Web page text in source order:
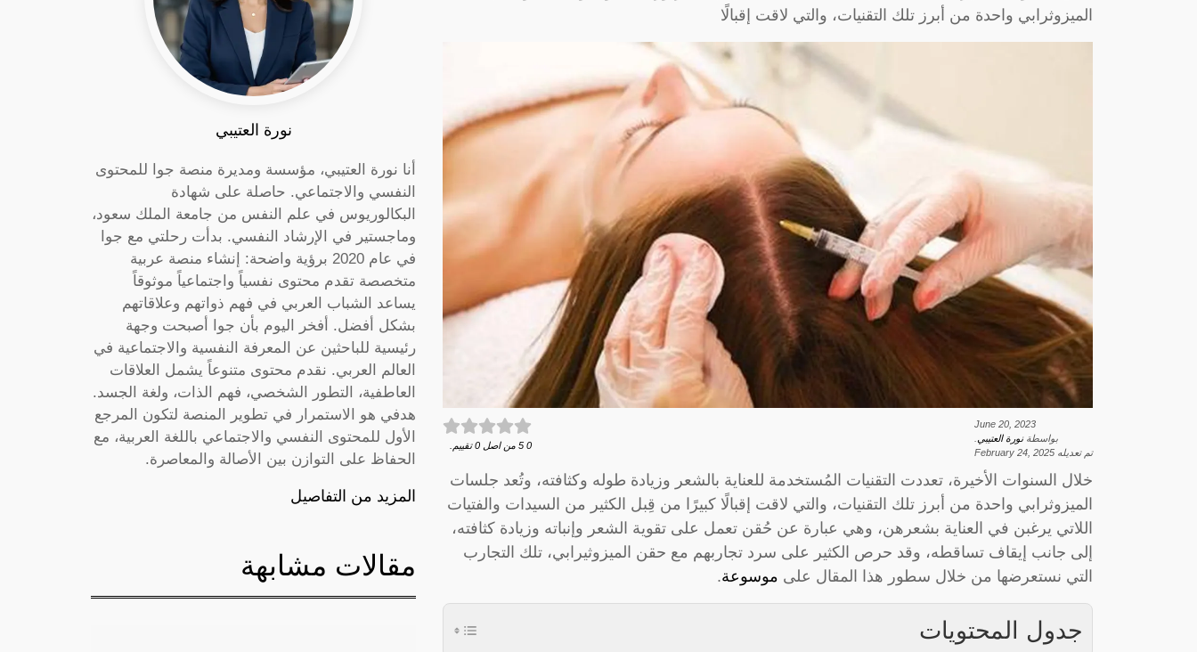
الميزوثرابي واحدة من أبرز تلك التقنيات، والتي لاقت إقبالًا
June 20, 2023
بواسطةنورة العتيبي
تم تعديله February 24, 2025
0
5 من اصل 0 تقييم.
خلال السنوات الأخيرة، تعددت التقنيات المُستخدمة للعناية بالشعر وزيادة طوله وكثافته، وتُعد جلسات
الميزوثرابي واحدة من أبرز تلك التقنيات، والتي لاقت إقبالًا كبيرًا من قِبل الكثير من السيدات والفتيات
اللاتي يرغبن في العناية بشعرهن، وهي عبارة عن حُقن تعمل على تقوية الشعر وإنباته وزيادة كثافته،
إلى جانب إيقاف تساقطه، وقد حرص الكثير على سرد تجاربهم مع حقن الميزوثيرابي، تلك التجارب
التي نستعرضها من خلال سطور هذا المقال على موسوعة.
جدول المحتويات
نورة العتيبي
أنا نورة العتيبي، مؤسسة ومديرة منصة جوا للمحتوى
النفسي والاجتماعي. حاصلة على شهادة
البكالوريوس في علم النفس من جامعة الملك سعود،
وماجستير في الإرشاد النفسي. بدأت رحلتي مع جوا
في عام 2020 برؤية واضحة: إنشاء منصة عربية
متخصصة تقدم محتوى نفسياً واجتماعياً موثوقاً
يساعد الشباب العربي في فهم ذواتهم وعلاقاتهم
بشكل أفضل. أفخر اليوم بأن جوا أصبحت وجهة
رئيسية للباحثين عن المعرفة النفسية والاجتماعية في
العالم العربي. نقدم محتوى متنوعاً يشمل العلاقات
العاطفية، التطور الشخصي، فهم الذات، ولغة الجسد.
هدفي هو الاستمرار في تطوير المنصة لتكون المرجع
الأول للمحتوى النفسي والاجتماعي باللغة العربية، مع
الحفاظ على التوازن بين الأصالة والمعاصرة.
المزيد من التفاصيل
مقالات مشابهة